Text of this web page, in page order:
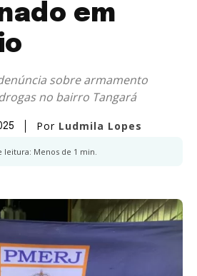
em
sobre armamento
no bairro Tangará
Por Ludmila Lopes
leitura: Menos de 1 min.